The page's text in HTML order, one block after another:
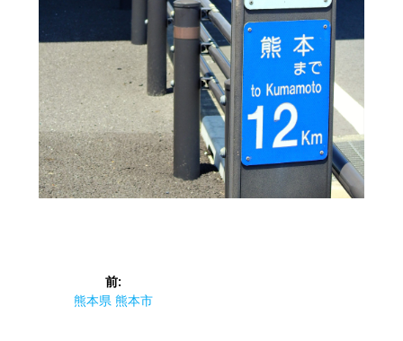
前:
前
熊本県 熊本市